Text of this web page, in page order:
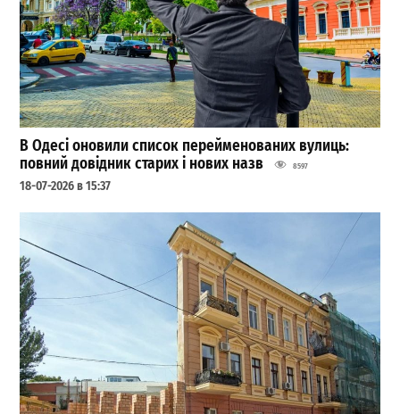
В Одесі оновили список перейменованих вулиць:
повний довідник старих і нових назв
8597
18-07-2026 в 15:37